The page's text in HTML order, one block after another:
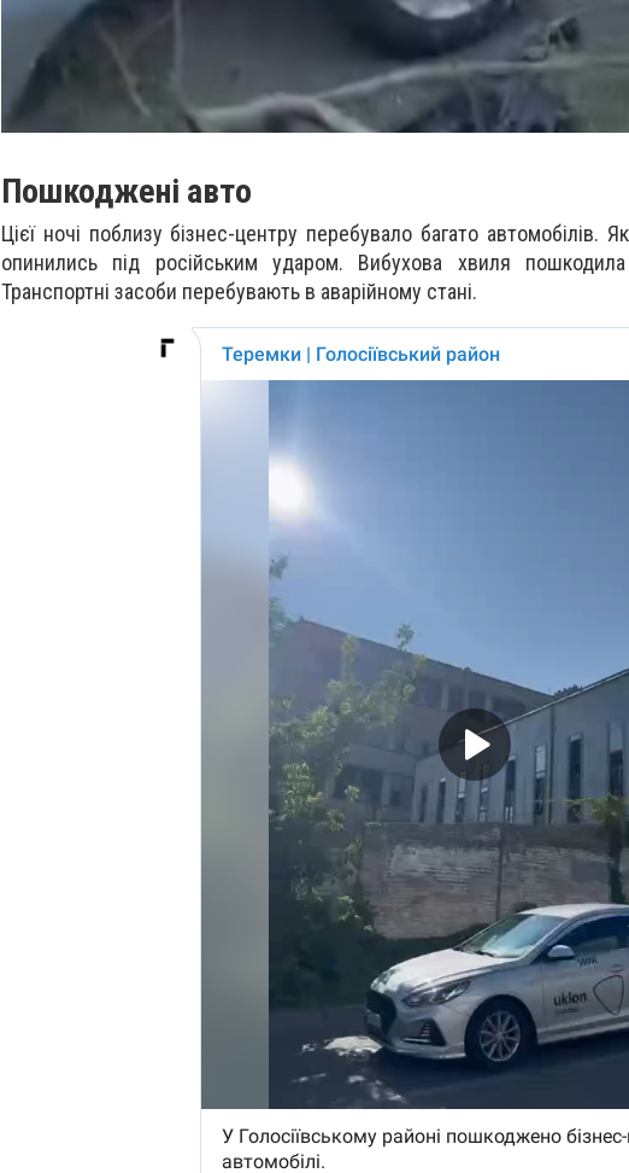
Пошкоджені авто
Цієї ночі поблизу бізнес-центру перебувало багато автомобілів.
опинились під російським ударом. Вибухова хвиля
Транспортні засоби перебувають в аварійному стані.